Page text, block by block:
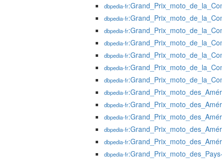
dbpedia-fr
dbpedia-fr
dbpedia-fr
dbpedia-fr
dbpedia-fr
dbpedia-fr
dbpedia-fr
dbpedia-fr
dbpedia-fr
dbpedia-fr
dbpedia-fr
dbpedia-fr
dbpedia-fr